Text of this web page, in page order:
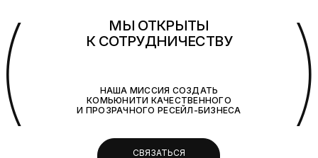
МЫ ОТКРЫТЫ
К СОТРУДНИЧЕСТВУ
НАША МИССИЯ СОЗДАТЬ
КОМЬЮНИТИ КАЧЕСТВЕННОГО
И ПРОЗРАЧНОГО РЕСЕЙЛ-БИЗНЕСА
СВЯЗАТЬСЯ